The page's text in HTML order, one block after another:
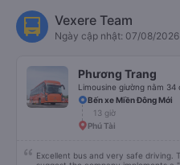
Vexere Team
Ngày cập nhật: 07/08/2026
Phương Trang
Limousine giường nằm 34
Bến xe Miền Đông Mới
13 giờ
Phú Tài
Excellent bus and very safe driving.